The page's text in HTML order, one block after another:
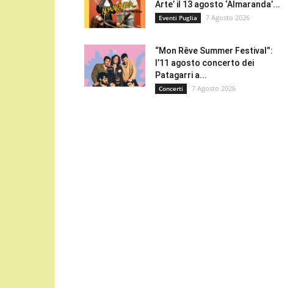
Arte’ il 13 agosto ‘Almaranda’...
Eventi Puglia 7 Agosto 2026
“Mon Rêve Summer Festival”:
l’11 agosto concerto dei
Patagarri a...
Concerti 7 Agosto 2026